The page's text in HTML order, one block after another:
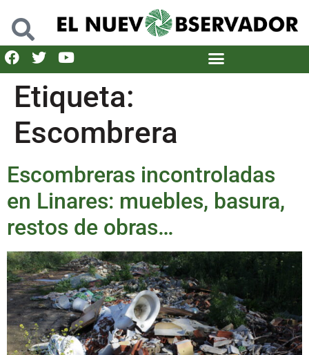
Etiqueta:
Escombrera
Escombreras incontroladas
en Linares: muebles, basura,
restos de obras…